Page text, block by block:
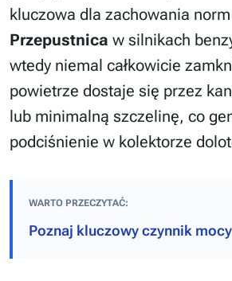
kluczowa dla zachowania
Przepustnica w silnikach
wtedy niemal całkowicie
powietrze dostaje się przez
lub minimalną szczelinę, co
podciśnienie w kolektorze
WARTO PRZECZYTAĆ:
Poznaj kluczowy czynnik